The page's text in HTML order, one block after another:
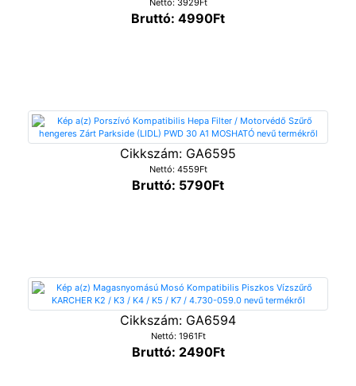
Nettó: 3929Ft
Bruttó: 4990Ft
Cikkszám: GA6595
Nettó: 4559Ft
Bruttó: 5790Ft
Cikkszám: GA6594
Nettó: 1961Ft
Bruttó: 2490Ft